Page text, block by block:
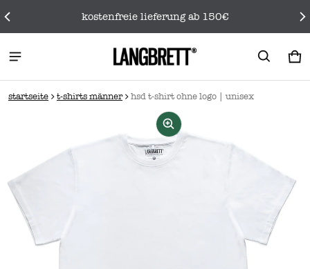
kostenfreie lieferung ab 150€
0
startseite t-shirts männer hsd t‑shirt ohne logo | unisex